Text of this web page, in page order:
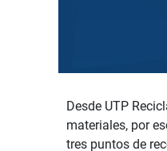
Desde UTP
materiales, por
tres puntos de